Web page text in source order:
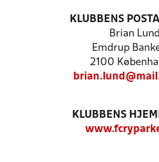
KLUBBENS
Brian Lund
Emdrup Banke
2100
KLUBBENS